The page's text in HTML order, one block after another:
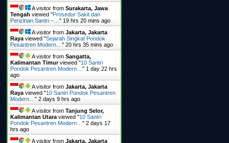
A visitor fromSurakarta, Jawa
Tengah viewed "Prosedur Sakit dan
Perizinan Santri –…" 19 hrs 20 mins ago
A visitor fromJakarta, Jakarta
Raya viewed "Sejarah Singkat Pondok
Pesantren Modern…"20 hrs 35 mins ago
A visitor fromSangatta,
Kalimantan Timurviewed "10 Santri
Pondok Pesantren Modern…" 1 day 22 hrs
ago
A visitor fromJakarta, Jakarta
Raya viewed "10 Santri Pondok Pesantren
Modern…"2 days 9 hrs ago
A visitor fromTanjung Selor,
Kalimantan Utara viewed "10 Santri
Pondok Pesantren Modern…"2 days 17
hrs ago
A visitor fromJakarta, Jakarta